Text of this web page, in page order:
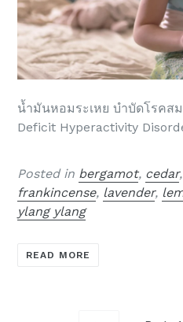
น้ำมันหอมระเหย บำบัดโรคส
Deficit Hyperactivity
Posted in bergamot, cedar,
frankincense, lavender,
ylang ylang
READ MORE